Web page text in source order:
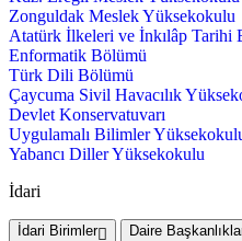
Zonguldak Meslek Yüksekokulu
Atatürk İlkeleri ve İnkılâp Tarihi
Enformatik Bölümü
Türk Dili Bölümü
Çaycuma Sivil Havacılık
Devlet Konservatuvarı
Uygulamalı Bilimler
Yabancı Diller Yüksekokulu
İdari
İdari Birimler Daire